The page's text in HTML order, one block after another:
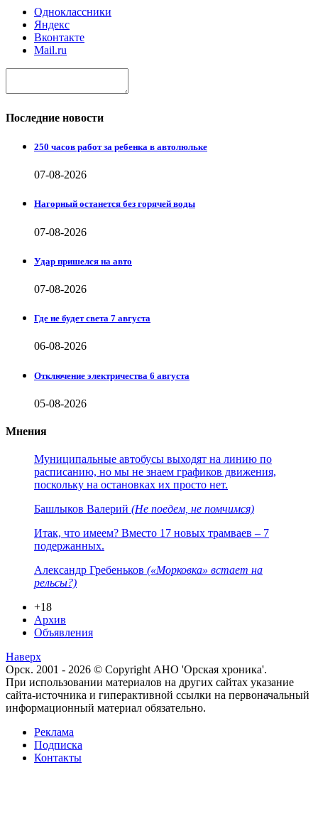
Одноклассники
Яндекс
Вконтакте
Mail.ru
Последние новости
250 часов работ за ребенка в автолюльке
07-08-2026
Нагорный останется без горячей воды
07-08-2026
Удар пришелся на авто
07-08-2026
Где не будет света 7 августа
06-08-2026
Отключение электричества 6 августа
05-08-2026
Мнения
Муниципальные автобусы выходят на линию по
расписанию, но мы не знаем графиков движения,
поскольку на остановках их просто нет.
Башлыков Валерий (Не поедем, не помчимся)
Итак, что имеем? Вместо 17 новых трамваев – 7
подержанных.
Александр Гребеньков («Морковка» встает на
рельсы?)
+18
Архив
Объявления
Наверх
Орск. 2001 - 2026 © Copyright АНО 'Орская хроника'.
При использовании материалов на других сайтах указание
сайта-источника и гиперактивной ссылки на первоначальный
информационный материал обязательно.
Реклама
Подписка
Контакты